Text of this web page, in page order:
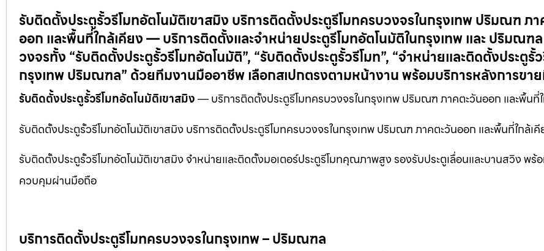
รับติดตั้งประตูรั้วรีโมทอัตโนมัติเขาสมิง บริการติดตั้งประตูรีโมทครบวงจรในกรุงเทพ ปริมณฑ ภ
ออก และพื้นที่ใกล้เคียง — บริการติดตั้งและจำหน่ายประตูรีโมทอัตโนมัติในกรุงเทพ และ ปริมณฑ
วงจรทั้ง “รับติดตั้งประตูรั้วรีโมทอัตโนมัติ”, “รับติดตั้งประตูรั้วรีโมท”, “จำหน่ายและติดตั้งประตูรั้
กรุงเทพ ปริมณฑล” ด้วยทีมงานมืออาชีพ เลือกสเปกตรงตามหน้างาน พร้อมบริการหลังการขา
รับติดตั้งประตูรั้วรีโมทอัตโนมัติเขาสมิง— บริการติดตั้งประตูรีโมทครบวงจรในกรุงเทพ ปริมณฑ ภาคตะวันออก และพื้นที่
รับติดตั้งประตูรั้วรีโมทอัตโนมัติเขาสมิง บริการติดตั้งประตูรีโมทครบวงจรในกรุงเทพ ปริมณฑ ภาคตะวันออก และพื้นที่ใกล้เ
รับติดตั้งประตูรั้วรีโมทอัตโนมัติเขาสมิง จำหน่ายและติดตั้งมอเตอร์ประตูรีโมทคุณภาพสูง รองรับประตูเลื่อนและบานสวิง พร้
ควบคุมผ่านมือถือ
บริการติดตั้งประตูรีโมทครบวงจรในกรุงเทพ – ปริมณฑล